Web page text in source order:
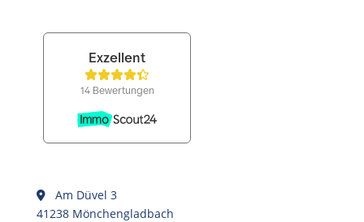
Am Düvel 3
41238 Mönchengladbach